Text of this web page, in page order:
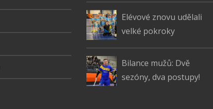
Elévové znovu udělali
velké pokroky
Bilance mužů: Dvě
sezóny, dva postupy!